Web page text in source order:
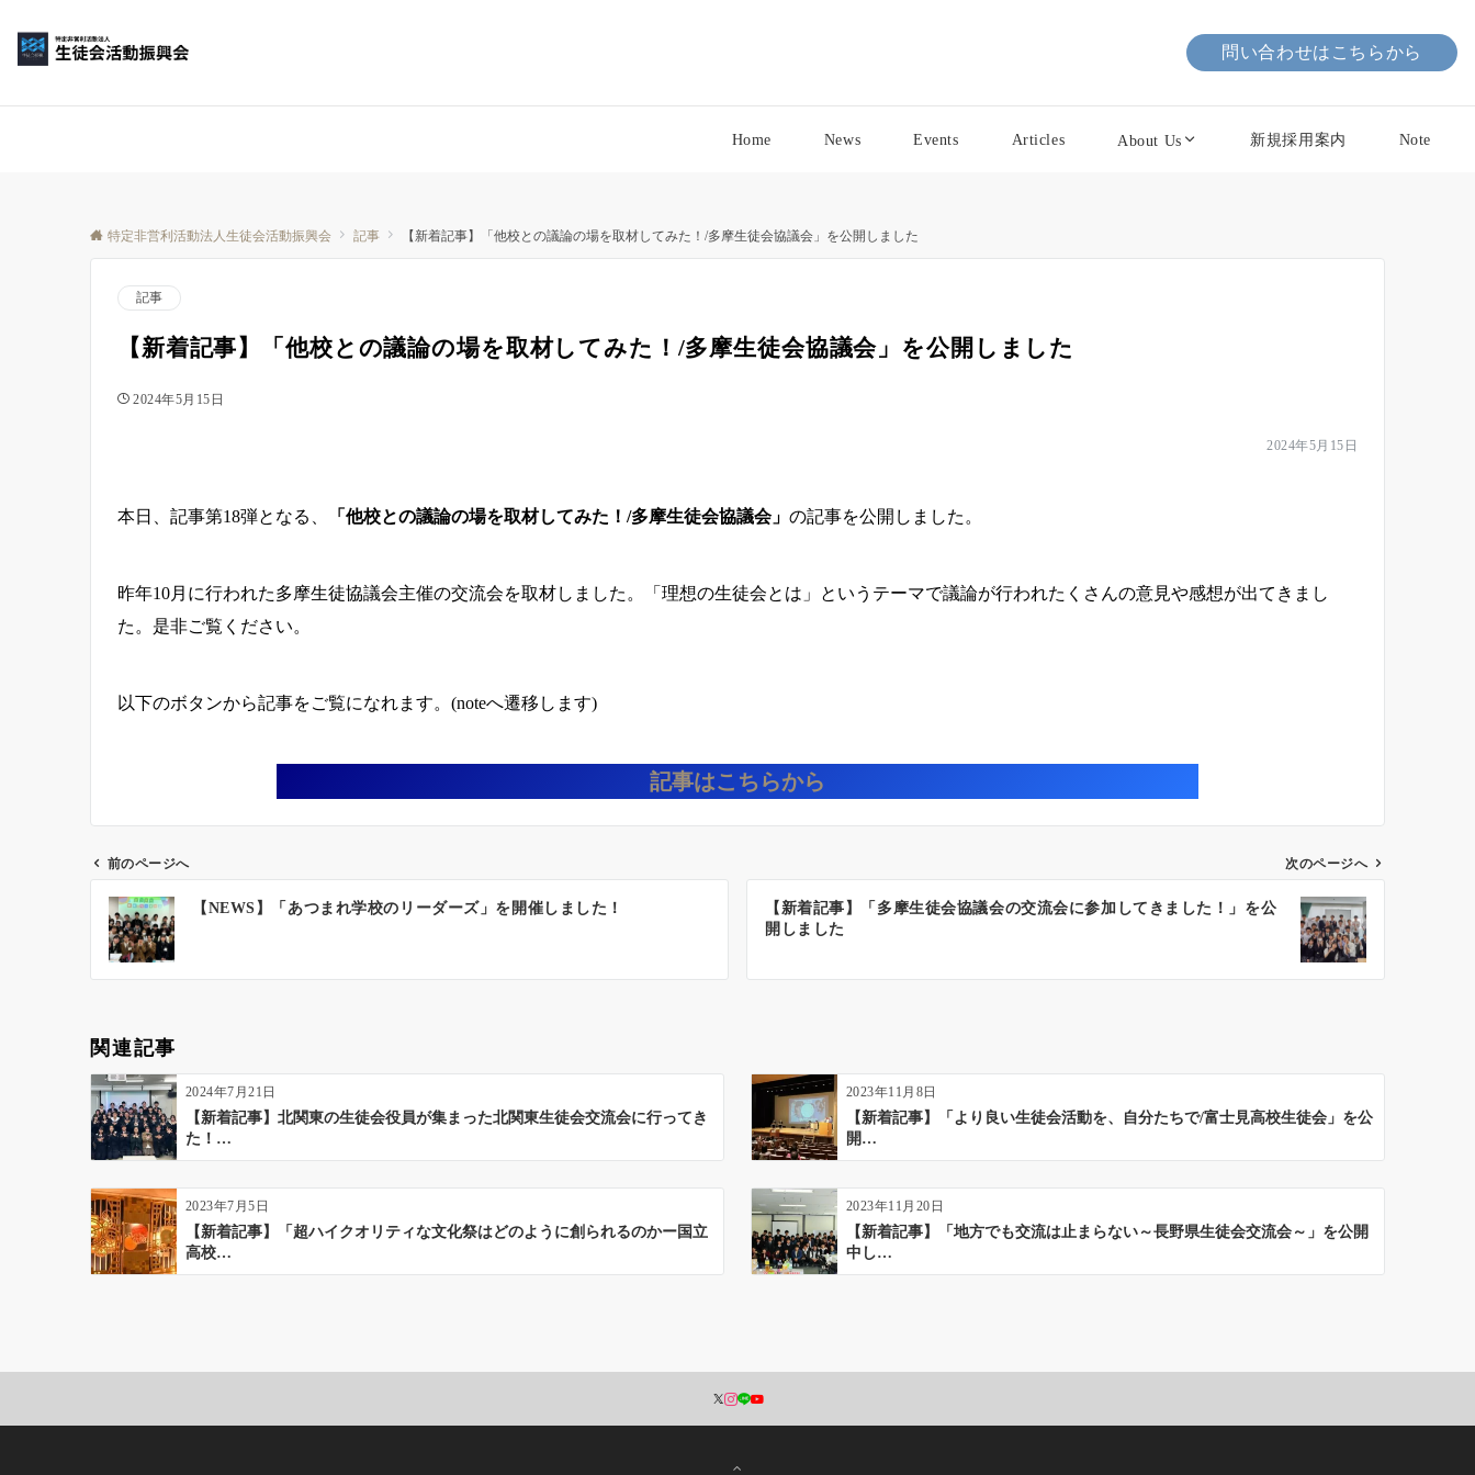
問い合わせはこちらから
Home News Events Articles About Us 新規採用案内 Note
特定非営利活動法人生徒会活動振興会 記事 【新着記事】「他校との議論の場を取材してみた！/多摩生徒会協議会」を公開しました
記事
【新着記事】「他校との議論の場を取材してみた！/多摩生徒会協議会」を公開しました
2024年5月15日
2024年5月15日
本日、記事第18弾となる、 「他校との議論の場を取材してみた！/多摩生徒会協議会」 の記事を公開しました。
昨年10月に行われた多摩生徒協議会主催の交流会を取材しました。「理想の生徒会とは」というテーマで議論が行われたくさんの意見や感想が出てきまし
た。是非ご覧ください。
以下のボタンから記事をご覧になれます。(noteへ遷移します)
記事はこちらから
シ
ョ
ン
前のページへ
【NEWS】「あつまれ学校のリーダーズ」を開催しました！
次のページへ
【新着記事】「多摩生徒会協議会の交流会に参加してきました！」を公
開しました
関連記事
2024年7月21日
【新着記事】北関東の生徒会役員が集まった北関東生徒会交流会に行ってき
た！…
2023年11月8日
【新着記事】「より良い生徒会活動を、自分たちで/富士見高校生徒会」を公
開…
2023年7月5日
【新着記事】「超ハイクオリティな文化祭はどのように創られるのかー国立
高校…
2023年11月20日
【新着記事】「地方でも交流は止まらない～長野県生徒会交流会～」を公開
中し…